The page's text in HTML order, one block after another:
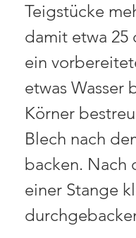
Teigstücke
damit etwa 25
ein
etwas Wasser
Körner
Blech nach
backen. Nach
einer Stange